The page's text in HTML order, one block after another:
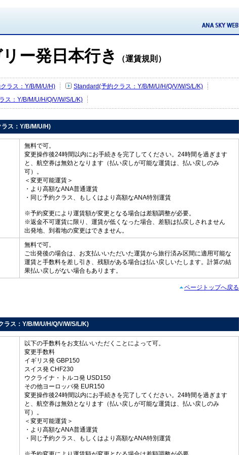
ー発日本行き （運賃規則）
ラス：Y/B/M/U/H)
Standard(予約クラス：Y/B/M/U/H/Q/V/W/S/L/K)
ス：Y/B/M/U/H/Q/V/W/S/L/K)
ス：Y/B/M/U/H)
無料で可。
変更操作後24時間以内にお手続きを完了してください。24時間を過ぎます
と、航空券は無効となります（払い戻しが可能な運賃は、払い戻しのみ
可）。
＜変更可能運賃＞
・より高額なANA普通運賃
・同じ予約クラス、もしくはより高額なANA特別運賃
※予約変更により運賃額が変更となる場合は差額調整が必要。
※返金不可運賃に限り、運賃が低くなった場合、差額は払戻しされません
出発地、到着地の変更はできません。
無料で可。
ご出発後の場合は、お支払いいただいた運賃から旅行済み区間に適用可能な
運賃と手数料を差し引き、残額がある場合は払い戻しいたします。計算の結
果払い戻しがない場合もあります。
ページトップへ戻る
ラス：Y/B/M/U/H/Q/V/W/S/L/K)
以下の手数料をお支払いいただくことによって可。
変更手数料
イギリス発 GBP150
スイス発 CHF230
ウクライナ・トルコ発 USD150
その他ヨーロッパ発 EUR150
変更操作後24時間以内にお手続きを完了してください。24時間を過ぎます
と、航空券は無効となります（払い戻しが可能な運賃は、払い戻しのみ
可）。
＜変更可能運賃＞
・より高額なANA普通運賃
・同じ予約クラス、もしくはより高額なANA特別運賃